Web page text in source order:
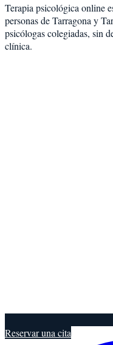
Terapia psicológica online
personas deTarragona y
psicólogas colegiadas, sin
clínica.
Reservar una cita